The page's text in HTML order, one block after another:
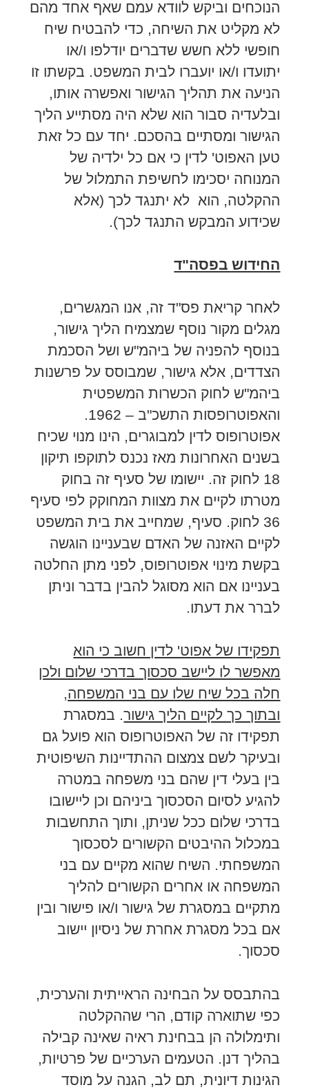
הנוכחים וביקש לוודא עמם שאף אחד מהם
לא מקליט את השיחה, כדי להבטיח שיח
חופשי ללא חשש שדברים יודלפו ו/או
יתועדו ו/או יועברו לבית המשפט. בקשתו זו
הניעה את תהליך הגישור ואפשרה אותו,
ובלעדיה סבור הוא שלא היה מסתייע הליך
הגישור ומסתיים בהסכם. יחד עם כל זאת
טען האפוט' לדין כי אם כל ילדיה של
המנוחה יסכימו לחשיפת התמלול של
ההקלטה, הוא לא יתנגד לכך (אלא
שכידוע המבקש התנגד לכך).
החידוש בפסה"ד
לאחר קריאת פס"ד זה, אנו המגשרים,
מגלים מקור נוסף שמצמיח הליך גישור,
בנוסף להפניה של ביהמ"ש ושל הסכמת
הצדדים, אלא גישור, שמבוסס על פרשנות
ביהמ"ש לחוק הכשרות המשפטית
והאפוטרופסות התשכ"ב – 1962.
אפוטרופוס לדין למבוגרים, הינו מנוי שכיח
בשנים האחרונות מאז נכנס לתוקפו תיקון
18 לחוק זה. יישומו של סעיף זה בחוק
מטרתו לקיים את מצוות המחוקק לפי סעיף
36 לחוק. סעיף, שמחייב את בית המשפט
לקיים האזנה של האדם שבעניינו הוגשה
בקשת מינוי אפוטרופוס, לפני מתן החלטה
בעניינו אם הוא מסוגל להבין בדבר וניתן
לברר את דעתו.
תפקידו של אפוט' לדין חשוב כי הוא
מאפשר לו ליישב סכסוך בדרכי שלום ולכן
חלה בכל שיח שלו עם בני המשפחה,
ובתוך כך לקיים הליך גישור. במסגרת
תפקידו זה של האפוטרופוס הוא פועל גם
ובעיקר לשם צמצום ההתדיינות השיפוטית
בין בעלי דין שהם בני משפחה במטרה
להגיע לסיום הסכסוך ביניהם וכן ליישובו
בדרכי שלום ככל שניתן, ותוך התחשבות
במכלול ההיבטים הקשורים לסכסוך
המשפחתי. השיח שהוא מקיים עם בני
המשפחה או אחרים הקשורים להליך
מתקיים במסגרת של גישור ו/או פישור ובין
אם בכל מסגרת אחרת של ניסיון יישוב
סכסוך.
בהתבסס על הבחינה הראייתית והערכית,
כפי שתוארה קודם, הרי שההקלטה
ותימלולה הן בבחינת ראיה שאינה קבילה
בהליך דנן. הטעמים הערכיים של פרטיות,
הגינות דיונית, תם לב, הגנה על מוסד